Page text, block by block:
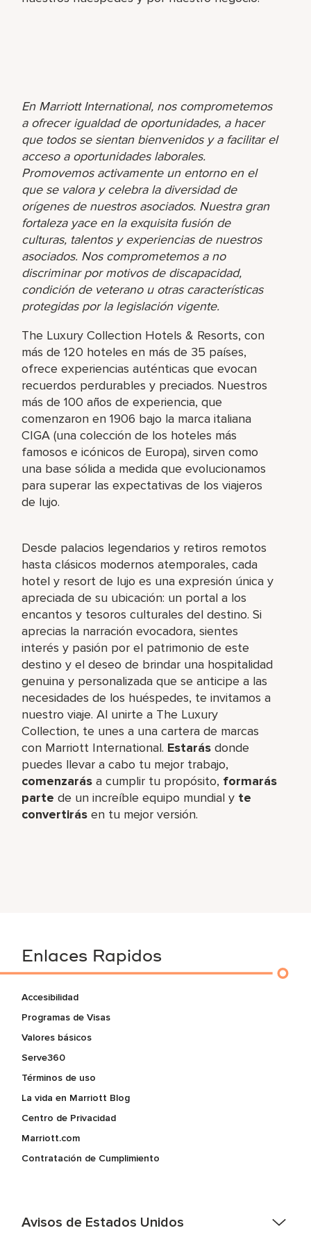
En Marriott International, nos comprometemos
a ofrecer igualdad de oportunidades, a hacer
que todos se sientan bienvenidos y a facilitar el
acceso a oportunidades laborales.
Promovemos activamente un entorno en el
que se valora y celebra la diversidad de
orígenes de nuestros asociados. Nuestra gran
fortaleza yace en la exquisita fusión de
culturas, talentos y experiencias de nuestros
asociados. Nos comprometemos a no
discriminar por motivos de discapacidad,
condición de veterano u otras características
protegidas por la legislación vigente.
The Luxury Collection Hotels & Resorts, con
más de 120 hoteles en más de 35 países,
ofrece experiencias auténticas que evocan
recuerdos perdurables y preciados. Nuestros
más de 100 años de experiencia, que
comenzaron en 1906 bajo la marca italiana
CIGA (una colección de los hoteles más
famosos e icónicos de Europa), sirven como
una base sólida a medida que evolucionamos
para superar las expectativas de los viajeros
de lujo.
Desde palacios legendarios y retiros remotos
hasta clásicos modernos atemporales, cada
hotel y resort de lujo es una expresión única y
apreciada de su ubicación: un portal a los
encantos y tesoros culturales del destino. Si
aprecias la narración evocadora, sientes
interés y pasión por el patrimonio de este
destino y el deseo de brindar una hospitalidad
genuina y personalizada que se anticipe a las
necesidades de los huéspedes, te invitamos a
nuestro viaje. Al unirte a The Luxury
Collection, te unes a una cartera de marcas
con Marriott International. Estarás donde
puedes llevar a cabo tu mejor trabajo,
comenzarás a cumplir tu propósito, formarás
parte de un increíble equipo mundial y te
convertirás en tu mejor versión.
Enlaces Rapidos
Accesibilidad
Programas de Visas
Valores básicos
Serve360
Términos de uso
La vida en Marriott Blog
Centro de Privacidad
Marriott.com
Contratación de Cumplimiento
Avisos de Estados Unidos